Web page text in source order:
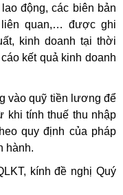
động, các biên bản
quan,… được ghi
kinh doanh tại thời
kết quả kinh doanh
vào quỹ tiền lương để
khi tính thuế thu nhập
quy định của pháp
hành.
kính đề nghị Quý